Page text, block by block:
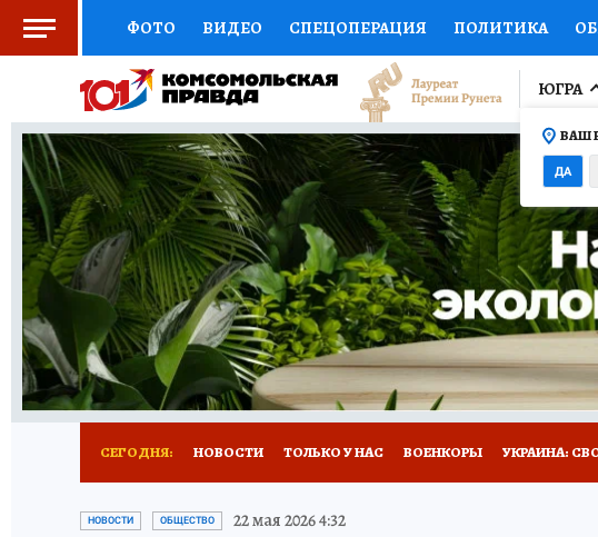
ФОТО ВИДЕО СПЕЦОПЕРАЦИЯ ПОЛИТИКА
СОЦПОДДЕРЖКА НАУКА СПОРТ КОЛУМНИСТЫ
ВЫБОР ЭКСПЕРТОВ ДОКТОР ФИНАНСЫ
КНИЖНАЯ ПОЛКА ПРОГНОЗЫ НА СПОРТ
ПРЕСС-ЦЕНТР НЕДВИЖИМОСТЬ ТЕЛЕВИЗОР
РАДИО КП РЕКЛАМА ТЕСТЫ НОВОЕ НА САЙТЕ
ЮГРА
ВАШ
ДА
СЕГОДНЯ: НОВОСТИ ТОЛЬКО У НАС ВОЕНКОРЫ УКРАИНА:
ИСПЫТАНО НА СЕБЕ
НОВОСТИ ОБЩЕСТВО 22 мая 2026 4:32